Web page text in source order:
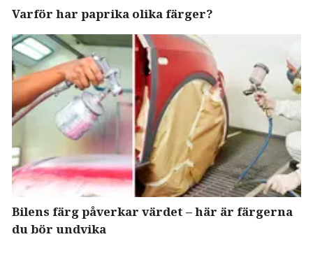
Varför har paprika olika färger?
Bilens färg påverkar värdet – här är färgerna
du bör undvika